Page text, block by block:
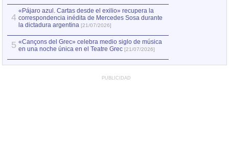
4
«Pájaro azul. Cartas desde el exilio» recupera la
correspondencia inédita de Mercedes Sosa durante
la dictadura argentina [21/07/2026]
5 «Cançons del Grec» celebra medio siglo de música
en una noche única en el Teatre Grec [21/07/2026]
PUBLICIDAD